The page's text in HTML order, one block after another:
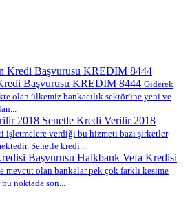
Başvurusu KREDIM 8444 Giderek
olan ülkemiz bankacılık sektörüne yeni ve
Senetle Kredi Verilir 2018
işletmelere verdiği bu hizmeti bazı şirketler
Senetle kredi...
Halkbank Vefa Kredisi
mevcut olan bankalar pek çok farklı kesime
noktada son...